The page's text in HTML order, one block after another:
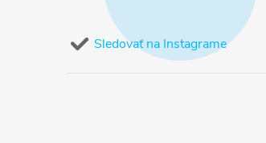
Sledovať na Instagrame